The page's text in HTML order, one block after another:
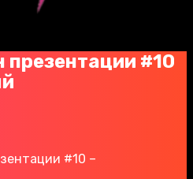
презентации #10
#10 –